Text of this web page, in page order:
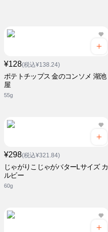
¥128(税込¥138.24)
ポテトチップス 金のコンソメ 湖池
屋
55g
¥298(税込¥321.84)
じゃがりこじゃがバターLサイズ カ
ルビー
60g